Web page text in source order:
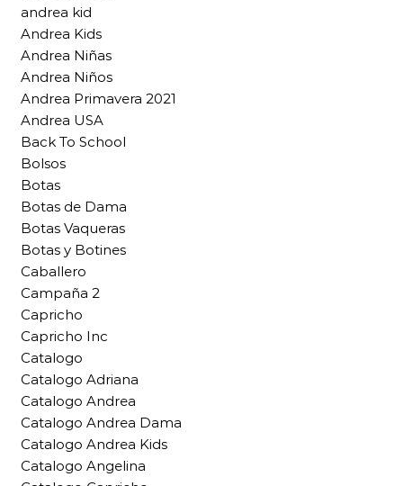
andrea kid
Andrea Kids
Andrea Niñas
Andrea Niños
Andrea Primavera 2021
Andrea USA
Back To School
Bolsos
Botas
Botas de Dama
Botas Vaqueras
Botas y Botines
Caballero
Campaña 2
Capricho
Capricho Inc
Catalogo
Catalogo Adriana
Catalogo Andrea
Catalogo Andrea Dama
Catalogo Andrea Kids
Catalogo Angelina